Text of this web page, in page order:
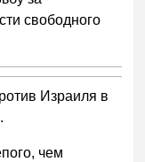
свободного
Израиля в
чем